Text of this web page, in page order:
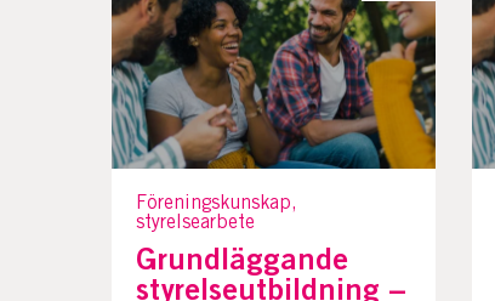
Föreningskunskap,
styrelsearbete
Grundläggande
styrelseutbildning –